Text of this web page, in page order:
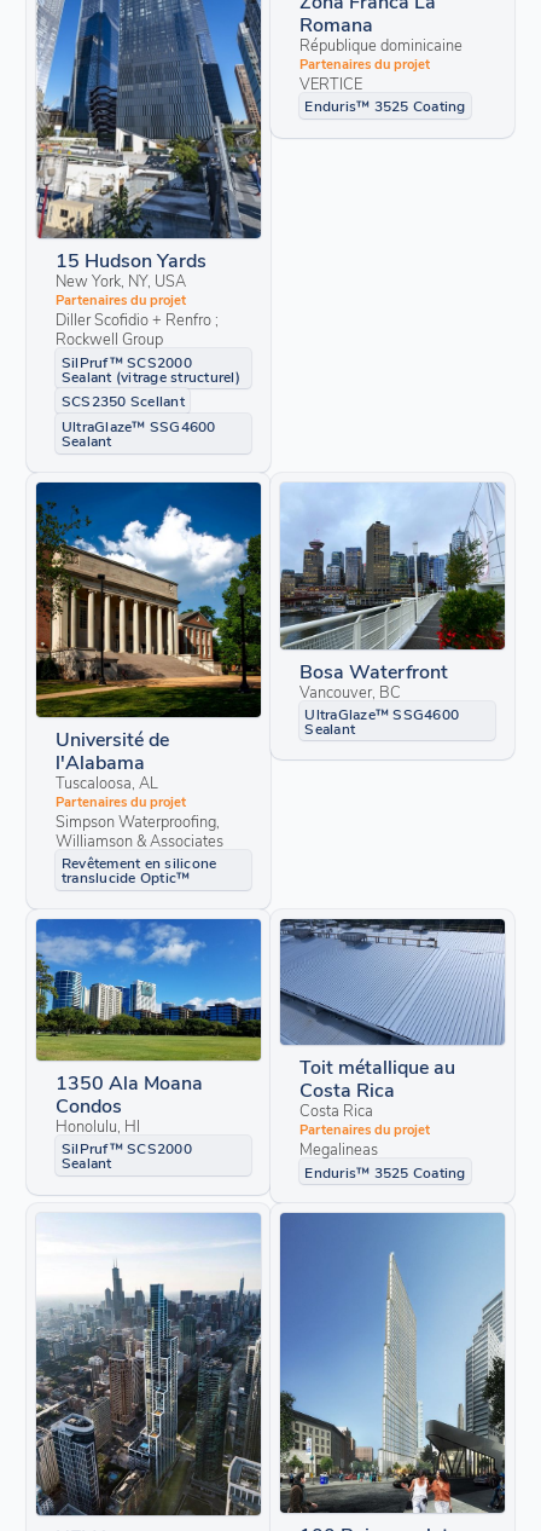
15 Hudson Yards
New York, NY, USA
Partenaires du projet
Diller Scofidio + Renfro ;
Rockwell Group
SilPruf™ SCS2000
Sealant (vitrage structurel)
SCS2350 Scellant
UltraGlaze™ SSG4600
Sealant
Romana
République dominicaine
Partenaires du projet
VERTICE
Enduris™ 3525 Coating
Université de
l'Alabama
Tuscaloosa, AL
Partenaires du projet
Simpson Waterproofing,
Williamson & Associates
Revêtement en silicone
translucide Optic™
Bosa Waterfront
Vancouver, BC
UltraGlaze™ SSG4600
Sealant
1350 Ala Moana
Condos
Honolulu, HI
SilPruf™ SCS2000
Sealant
Toit métallique au
Costa Rica
Costa Rica
Partenaires du projet
Megalineas
Enduris™ 3525 Coating